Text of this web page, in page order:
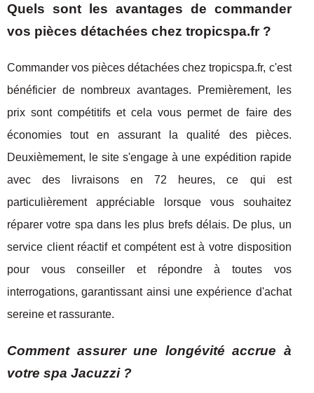
Quels sont les avantages de commander
vos pièces détachées chez tropicspa.fr ?
Commander vos pièces détachées chez tropicspa.fr, c'est
bénéficier de nombreux avantages. Premièrement, les
prix sont compétitifs et cela vous permet de faire des
économies tout en assurant la qualité des pièces.
Deuxièmement, le site s'engage à une expédition rapide
avec des livraisons en 72 heures, ce qui est
particulièrement appréciable lorsque vous souhaitez
réparer votre spa dans les plus brefs délais. De plus, un
service client réactif et compétent est à votre disposition
pour vous conseiller et répondre à toutes vos
interrogations, garantissant ainsi une expérience d'achat
sereine et rassurante.
Comment assurer une longévité accrue à
votre spa Jacuzzi ?